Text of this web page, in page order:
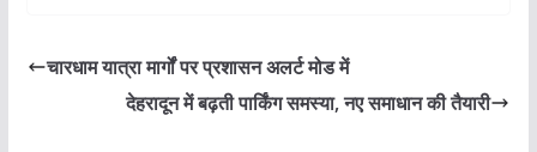
चारधाम यात्रा मार्गों पर प्रशासन अलर्ट मोड में
देहरादून में बढ़ती पार्किंग समस्या, नए समाधान की तैयारी